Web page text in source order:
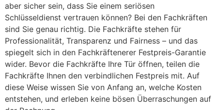
aber sicher sein, dass Sie einem seriösen
Schlüsseldienst vertrauen können? Bei den Fachkräften
sind Sie genau richtig. Die Fachkräfte stehen für
Professionalität, Transparenz und Fairness – und das
spiegelt sich in den Fachkräftenerer Festpreis-Garantie
wider. Bevor die Fachkräfte Ihre Tür öffnen, teilen die
Fachkräfte Ihnen den verbindlichen Festpreis mit. Auf
diese Weise wissen Sie von Anfang an, welche Kosten
entstehen, und erleben keine bösen Überraschungen auf